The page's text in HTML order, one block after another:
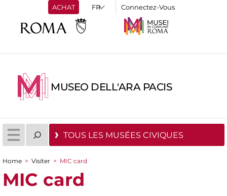
ACHAT Connectez-Vous
MUSEO DELL'ARA PACIS
TOUS LES MUSÉES CIVIQUES
You are here
Home > Visiter > MIC card
MIC card